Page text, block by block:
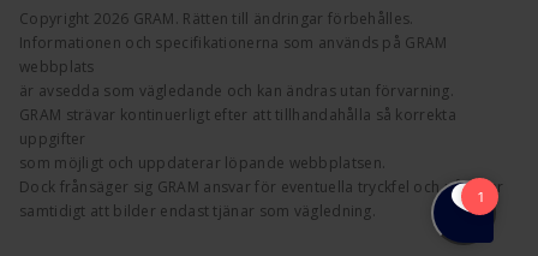
Copyright 2026 GRAM. Rätten till ändringar förbehålles.
Informationen och specifikationerna som används på GRAM
webbplats
är avsedda som vägledande och kan ändras utan förvarning.
GRAM strävar kontinuerligt efter att tillhandahålla så korrekta
uppgifter
som möjligt och uppdaterar löpande webbplatsen.
Dock frånsäger sig GRAM ansvar för eventuella tryckfel och påpekar
samtidigt att bilder endast tjänar som vägledning.